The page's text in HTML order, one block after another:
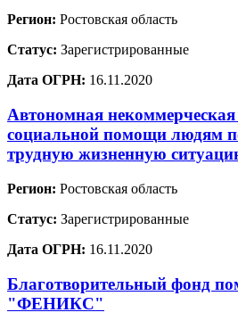
Регион: Ростовская область
Статус: Зарегистрированные
Дата ОГРН: 16.11.2020
Автономная
социальной помощи людям
трудную жизненную
Регион: Ростовская область
Статус: Зарегистрированные
Дата ОГРН: 16.11.2020
Благотворительный фонд
"ФЕНИКС"